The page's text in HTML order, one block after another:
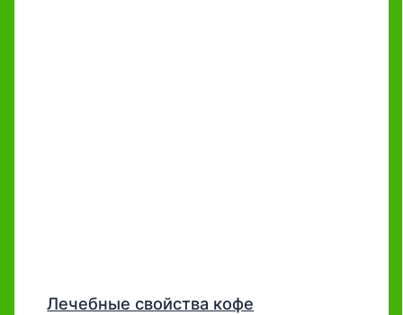
Лечебные свойства кофе